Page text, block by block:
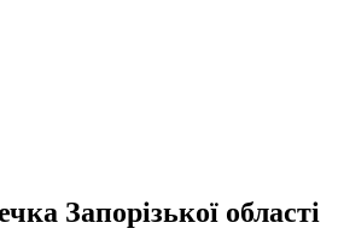
Запорізької області